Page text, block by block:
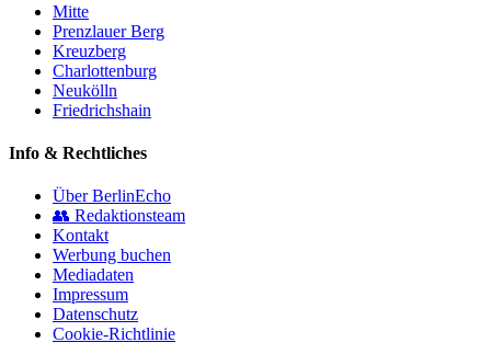
Mitte
Prenzlauer Berg
Kreuzberg
Charlottenburg
Neukölln
Friedrichshain
Info & Rechtliches
Über BerlinEcho
👥 Redaktionsteam
Kontakt
Werbung buchen
Mediadaten
Impressum
Datenschutz
Cookie-Richtlinie